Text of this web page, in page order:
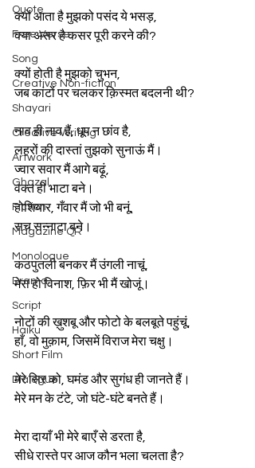
Quote
Free Verse
Song
Creative Non-fiction
Shayari
Creative Writing
Artwork
Ghazal
Fiction
Magazine QR
Monologue
Drama
Script
Haiku
Short Film
Dialogue
क्यों आता है मुझको पसंद ये भसड़,
क्या असर है कसर पूरी करने की?
क्यों होती है मुझको चुभन,
जब कांटों पर चलकर क़िस्मत बदलनी थी?
नाव ही नाव हैं, धूप न छांव है,
लहरों की दास्तां तुझको सुनाऊं मैं।
ज्वार सवार मैं आगे बढ़ूं,
वक्त ही भाटा बने।
होशियार, गँवार मैं जो भी बनूं,
सच सन्नाटा बने।
कठपुतली बनकर मैं उंगली नाचूं,
मेरा हो विनाश, फ़िर भी मैं खोजूं।
नोटों की ख़ुशबू और फोटो के बलबूते पहुंचूं,
हाँ, वो मुक़ाम, जिसमें विराज मेरा चक्षु।
मेरे सिर को, घमंड और सुगंध ही जानते हैं।
मेरे मन के टंटे, जो घंटे-घंटे बनते हैं।
मेरा दायाँ भी मेरे बाएँ से डरता है,
सीधे रास्ते पर आज कौन भला चलता है?